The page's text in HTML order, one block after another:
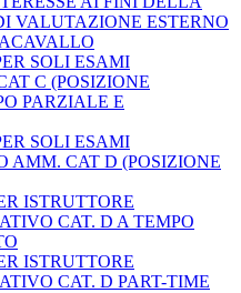
VALUTAZIONE ESTERNO
SOLI ESAMI
C (POSIZIONE
PARZIALE E
SOLI ESAMI
AMM. CAT D (POSIZIONE
ISTRUTTORE
CAT. D A TEMPO
ISTRUTTORE
CAT. D PART-TIME